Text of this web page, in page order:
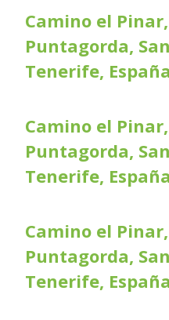
Camino el
Puntagorda,
Tenerife, España
Camino el
Puntagorda,
Tenerife, España
Camino el
Puntagorda,
Tenerife, España